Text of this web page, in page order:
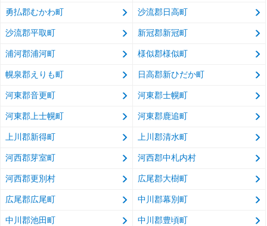
勇払郡むかわ町 沙流郡日高町
沙流郡平取町 新冠郡新冠町
浦河郡浦河町 様似郡様似町
幌泉郡えりも町 日高郡新ひだか町
河東郡音更町 河東郡士幌町
河東郡上士幌町 河東郡鹿追町
上川郡新得町 上川郡清水町
河西郡芽室町 河西郡中札内村
河西郡更別村 広尾郡大樹町
広尾郡広尾町 中川郡幕別町
中川郡池田町 中川郡豊頃町